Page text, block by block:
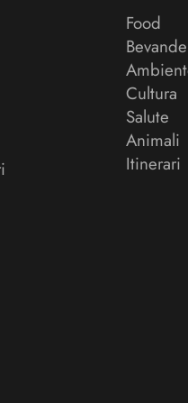
Food
Bevande
Cultura
Salute
Animali
Itinerari